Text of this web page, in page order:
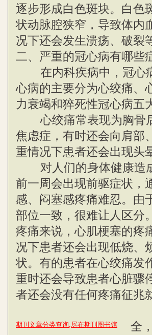
逐步形成白色斑块。白色
状动脉腔狭窄，导致体内
况下还会发生溃疡、破裂
二、严重的冠心病有哪些
在内科疾病中，冠心
心病的主要分为心绞痛、
力衰竭和猝死性冠心病五
心绞痛常表现为胸骨
焦虑症，有时还会向肩部
重情况下患者还会出现头
对人们的身体健康造
前一周会出现前驱症状，
感、闷塞感疼痛难忍。由
部位一致，很难让人区分
疼痛来说，心肌梗塞的疼
况下患者还会出现低烧、
状。有的患者在心绞痛发
重时还会导致患者心脏骤
者还会没有任何疼痛征兆
期刊文章分类查询,尽在期刊图书馆
全